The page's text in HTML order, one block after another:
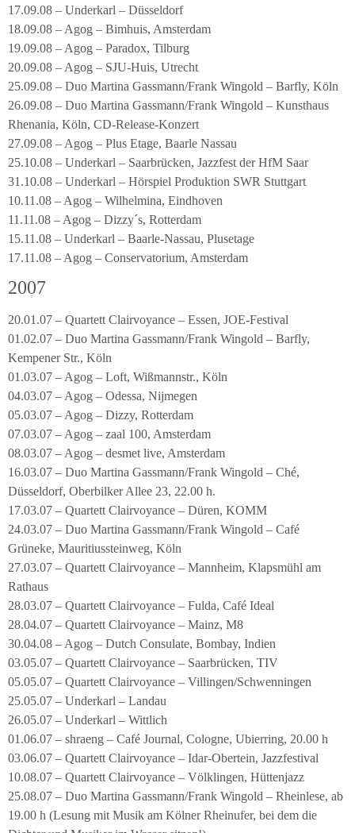
17.09.08 – Underkarl – Düsseldorf
18.09.08 – Agog – Bimhuis, Amsterdam
19.09.08 – Agog – Paradox, Tilburg
20.09.08 – Agog – SJU-Huis, Utrecht
25.09.08 – Duo Martina Gassmann/Frank Wingold – Barfly, Köln
26.09.08 – Duo Martina Gassmann/Frank Wingold – Kunsthaus
Rhenania, Köln, CD-Release-Konzert
27.09.08 – Agog – Plus Etage, Baarle Nassau
25.10.08 – Underkarl – Saarbrücken, Jazzfest der HfM Saar
31.10.08 – Underkarl – Hörspiel Produktion SWR Stuttgart
10.11.08 – Agog – Wilhelmina, Eindhoven
11.11.08 – Agog – Dizzy´s, Rotterdam
15.11.08 – Underkarl – Baarle-Nassau, Plusetage
17.11.08 – Agog – Conservatorium, Amsterdam
2007
20.01.07 – Quartett Clairvoyance – Essen, JOE-Festival
01.02.07 – Duo Martina Gassmann/Frank Wingold – Barfly,
Kempener Str., Köln
01.03.07 – Agog – Loft, Wißmannstr., Köln
04.03.07 – Agog – Odessa, Nijmegen
05.03.07 – Agog – Dizzy, Rotterdam
07.03.07 – Agog – zaal 100, Amsterdam
08.03.07 – Agog – desmet live, Amsterdam
16.03.07 – Duo Martina Gassmann/Frank Wingold – Ché,
Düsseldorf, Oberbilker Allee 23, 22.00 h.
17.03.07 – Quartett Clairvoyance – Düren, KOMM
24.03.07 – Duo Martina Gassmann/Frank Wingold – Café
Grüneke, Mauritiussteinweg, Köln
27.03.07 – Quartett Clairvoyance – Mannheim, Klapsmühl am
Rathaus
28.03.07 – Quartett Clairvoyance – Fulda, Café Ideal
28.04.07 – Quartett Clairvoyance – Mainz, M8
30.04.08 – Agog – Dutch Consulate, Bombay, Indien
03.05.07 – Quartett Clairvoyance – Saarbrücken, TIV
05.05.07 – Quartett Clairvoyance – Villingen/Schwenningen
25.05.07 – Underkarl – Landau
26.05.07 – Underkarl – Wittlich
01.06.07 – shraeng – Café Journal, Cologne, Ubierring, 20.00 h
03.06.07 – Quartett Clairvoyance – Idar-Obertein, Jazzfestival
10.08.07 – Quartett Clairvoyance – Völklingen, Hüttenjazz
25.08.07 – Duo Martina Gassmann/Frank Wingold – Rheinlese, ab
19.00 h (Lesung mit Musik am Kölner Rheinufer, bei dem die